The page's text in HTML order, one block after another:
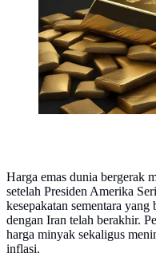
Harga emas dunia bergerak
setelah Presiden Amerika
kesepakatan sementara
dengan Iran telah berakhir.
harga minyak sekaligus
inflasi.